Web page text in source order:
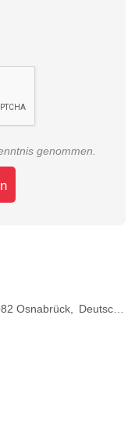
genommen.
Osnabrück
Deutschland